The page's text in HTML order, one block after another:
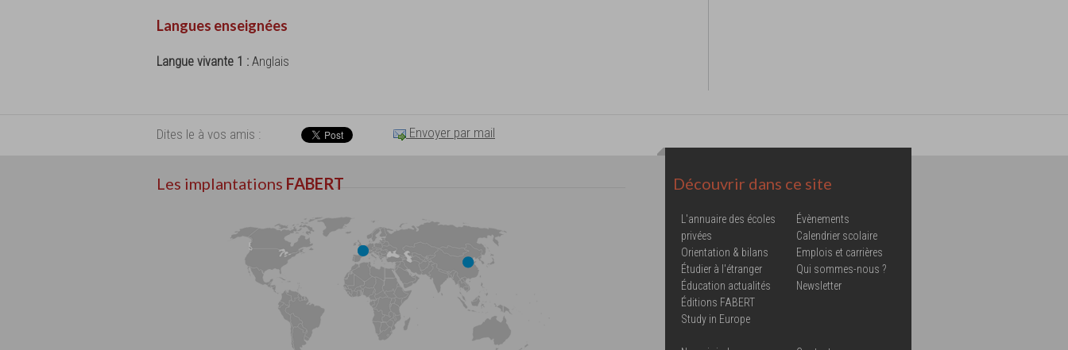
Langues enseignées
Langue vivante 1 : Anglais
Dites le à vos amis : Envoyer par mail
Les implantations FABERT Découvrir dans ce site
L'annuaire des écoles
privées
Orientation & bilans
Étudier à l'étranger
Éducation actualités
Éditions FABERT
Study in Europe
Évènements
Calendrier scolaire
Emplois et carrières
Qui sommes-nous ?
Newsletter